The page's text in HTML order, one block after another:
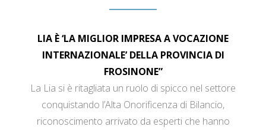
LIA È ‘LA MIGLIOR IMPRESA A VOCAZIONE
INTERNAZIONALE’ DELLA PROVINCIA DI
FROSINONE”
La Lia si è ritagliata un ruolo di spicco nel settore
conquistando l’Alta Onorificenza di Bilancio,
riconoscimento arrivato da esperti che hanno